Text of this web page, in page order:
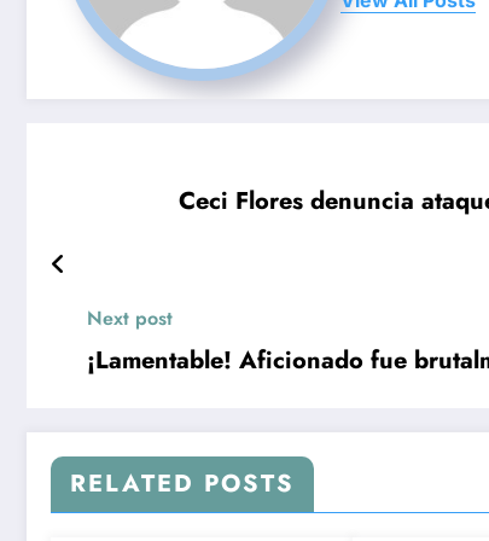
Ceci Flores denuncia
Next post
¡Lamentable! Aficionado fue
RELATED POSTS